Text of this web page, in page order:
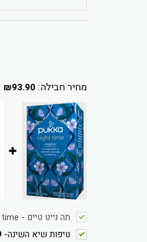
מחיר חבילה: ₪93.90
תה נייט טיים - night time
טיפות שיא השינה-